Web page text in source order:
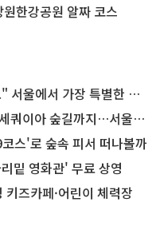
한강공원 알짜 코스
가장 특별한 편의점의 정체
숲길까지…서울둘레길 15코스
스'로 숲속 피서 떠나볼까
밑 영화관' 무료 상영
즈카페·어린이 체력장